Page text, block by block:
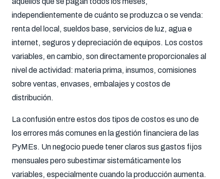
independientemente de cuánto se produzca o se venda:
renta del local, sueldos base, servicios de luz, agua e
internet, seguros y depreciación de equipos. Los costos
variables, en cambio, son directamente proporcionales al
nivel de actividad: materia prima, insumos, comisiones
sobre ventas, envases, embalajes y costos de
distribución.
La confusión entre estos dos tipos de costos es uno de
los errores más comunes en la gestión financiera de las
PyMEs. Un negocio puede tener claros sus gastos fijos
mensuales pero subestimar sistemáticamente los
variables, especialmente cuando la producción aumenta.